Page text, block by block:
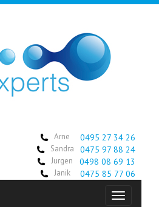
Arne 0495 27 34 26
Sandra 0475 97 88 24
Jurgen 0498 08 69 13
Janik 0475 85 77 06
Toggle